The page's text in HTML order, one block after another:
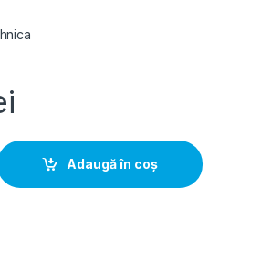
Piscina 18W, Albastru, 12V, alb, IP68
Adaugă în coș